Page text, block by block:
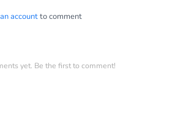
accountto comment
yet. Be the first to comment!